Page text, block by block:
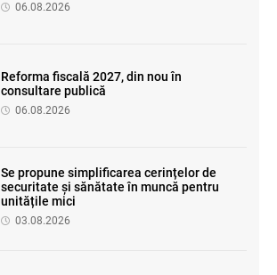
06.08.2026
Reforma fiscală 2027, din nou în
consultare publică
06.08.2026
Se propune simplificarea cerințelor de
securitate și sănătate în muncă pentru
unitățile mici
03.08.2026